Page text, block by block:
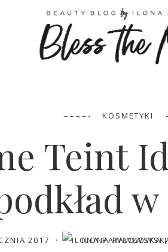
EMAIL FACEBOOK
KOSMETYKI
Teint
2017 ILONA